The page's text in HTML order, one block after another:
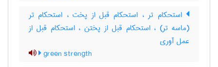
استحکام تر ، استحکام قبل از پخت ، استحکام تر
(ماسه تر) ، استحکام قبل از پختن ، استحکام قبل از
عمل آوری
green strength